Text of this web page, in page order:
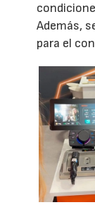
Además,
para el